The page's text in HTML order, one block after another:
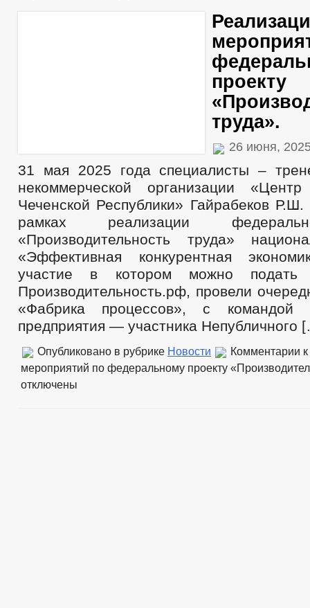
проекту
труда».
26 июня,
31 мая 2025 года специалисты –
некоммерческой организации
Чеченской Республики» Гайрабеков
рамках реализации
«Производительность труда»
«Эффективная конкурентная
участие в котором можно подать
Производительность.рф, провели
«Фабрика процессов», с командой
предприятия — участника Непубличного
Опубликовано в рубрике Новости Комментарии
мероприятий по федеральному проекту
отключены